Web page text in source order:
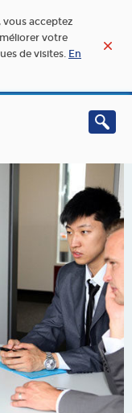
vous acceptez
votre
de visites. En